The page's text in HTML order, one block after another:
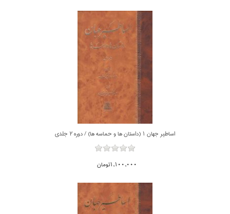
اساطير جهان 1 (داستان ها و حماسه ها) / دوره 2 جلدي
1,100,000تومان